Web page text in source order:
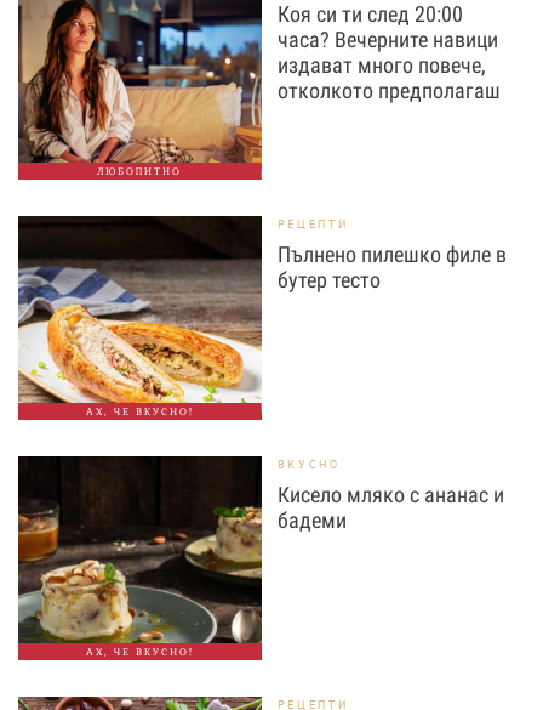
ЛЮБОПИТНО
Коя си ти след 20:00
часа? Вечерните навици
издават много повече,
отколкото предполагаш
АХ, ЧЕ ВКУСНО!
РЕЦЕПТИ
Пълнено пилешко филе в
бутер тесто
АХ, ЧЕ ВКУСНО!
ВКУСНО
Кисело мляко с ананас и
бадеми
РЕЦЕПТИ